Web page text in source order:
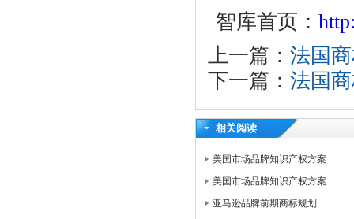
智库首页：
上一篇： 法国
下一篇： 法国
相关阅读
美国市场品牌知识产权方案
美国市场品牌知识产权方案
亚马逊品牌前期商标规划